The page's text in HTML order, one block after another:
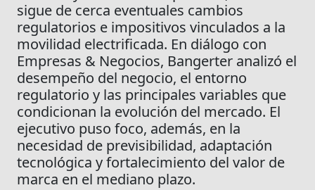
sigue de cerca eventuales cambios
regulatorios e impositivos vinculados a la
movilidad electrificada. En diálogo con
Empresas & Negocios, Bangerter analizó el
desempeño del negocio, el entorno
regulatorio y las principales variables que
condicionan la evolución del mercado. El
ejecutivo puso foco, además, en la
necesidad de previsibilidad, adaptación
tecnológica y fortalecimiento del valor de
marca en el mediano plazo.